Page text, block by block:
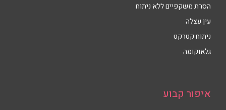
הסרת משקפיים ללא ניתוח
עין עצלה
ניתוח קטרקט
גלאוקומה
איפור קבוע